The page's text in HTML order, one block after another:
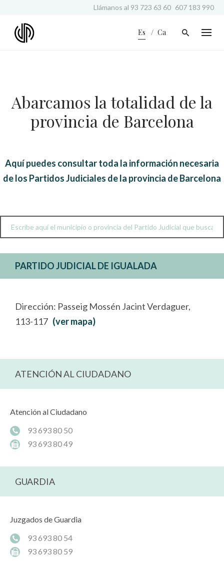
Llámanos al 93 723 63 60 607 183 990
Es Ca
Abarcamos la totalidad de la
provincia de Barcelona
Aquí puedes consultar toda la información necesaria
de los Partidos Judiciales de la provincia de Barcelona
PARTIDO JUDICIAL DE IGUALADA
Dirección: Passeig Mossén Jacint Verdaguer,
113-117 (ver mapa)
ATENCIÓN AL CIUDADANO
Atención al Ciudadano
93 693 80 50
93 693 80 49
GUARDIA
Juzgados de Guardia
93 693 80 54
93 693 80 59